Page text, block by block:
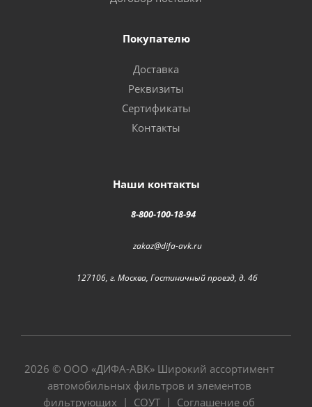
Покупателю
Доставка
Реквизиты
Сертификаты
Контакты
Наши контакты
8-800-100-18-94
zakaz@difa-avk.ru
127106, г. Москва, Гостиничный проезд, д. 4б
2026 © ООО «ДИФА-АВК» Широкий ассортимент
автомобильных фильтров и элементов
фильтрующих | СОУТ | Соглашение об